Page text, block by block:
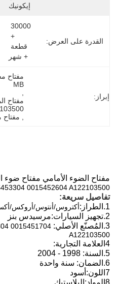
إيكونيك
القدرة على العرض:
+ شهر
إبراز:
MB
مفتاح
مفتاح الضوء الأمامي مفتاح
0015452604 A122103500
تفاصيل سريعة:
1. الطراز:أكتروس/أنتوس/أروكس/
2. تجهيز السيارات:مرسيدس بنز
3. المُصنّع الأصلي:
A122103500
4العلامة التجارية:
5. السنة: 1998 - 2004
6. الضمان: سنة واحدة
7اللون:
أسود
8المواد:
البلاستيك